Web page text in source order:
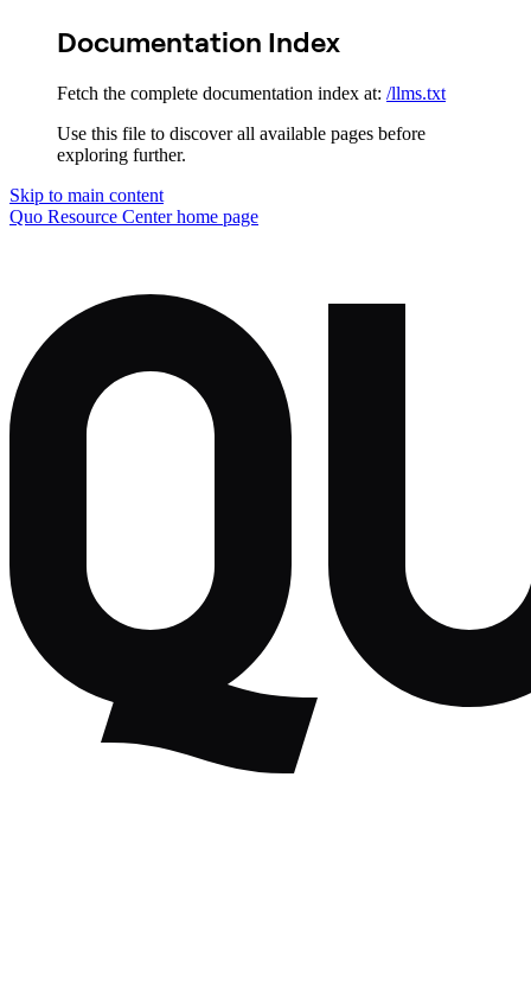
Documentation Index
Fetch the complete documentation index at: /llms.txt
Use this file to discover all available pages before
exploring further.
Skip to main content
Quo Resource Centerhome page